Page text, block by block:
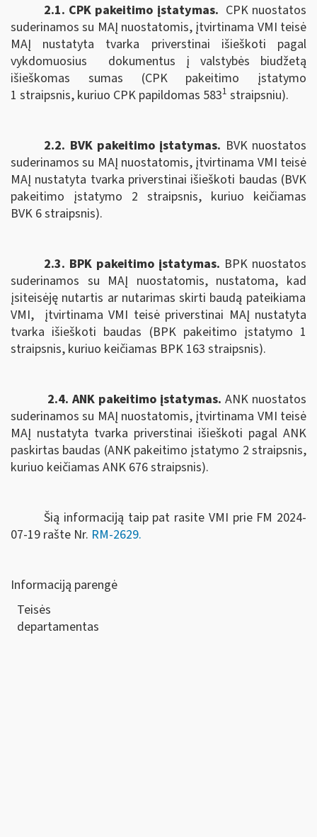
2.1. CPK pakeitimo įstatymas. CPK nuostatos
suderinamos su MAĮ nuostatomis, įtvirtinama VMI teisė
MAĮ nustatyta tvarka priverstinai išieškoti pagal
vykdomuosius dokumentus į valstybės biudžetą
išieškomas sumas (CPK pakeitimo įstatymo
1 straipsnis, kuriuo CPK papildomas 5831 straipsniu).
2.2. BVK pakeitimo įstatymas. BVK nuostatos
suderinamos su MAĮ nuostatomis, įtvirtinama VMI teisė
MAĮ nustatyta tvarka priverstinai išieškoti baudas (BVK
pakeitimo įstatymo 2 straipsnis, kuriuo keičiamas
BVK 6 straipsnis).
2.3. BPK pakeitimo įstatymas. BPK nuostatos
suderinamos su MAĮ nuostatomis, nustatoma, kad
įsiteisėję nutartis ar nutarimas skirti baudą pateikiama
VMI,
įtvirtinama VMI teisė priverstinai MAĮ nustatyta
tvarka išieškoti baudas (BPK pakeitimo įstatymo 1
straipsnis, kuriuo keičiamas BPK 163 straipsnis).
2.4. ANK pakeitimo įstatymas. ANK nuostatos
suderinamos su MAĮ nuostatomis, įtvirtinama VMI teisė
MAĮ nustatyta tvarka priverstinai išieškoti pagal ANK
paskirtas baudas (ANK pakeitimo įstatymo 2 straipsnis,
kuriuo keičiamas ANK 676 straipsnis).
Šią informaciją taip pat rasite VMI prie FM 2024-
07-19 rašte Nr. RM-2629.
Informaciją parengė
Teisės